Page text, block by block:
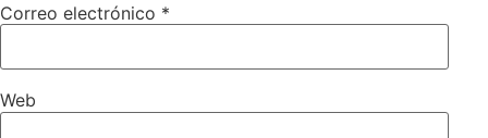
Correo electrónico *
Web